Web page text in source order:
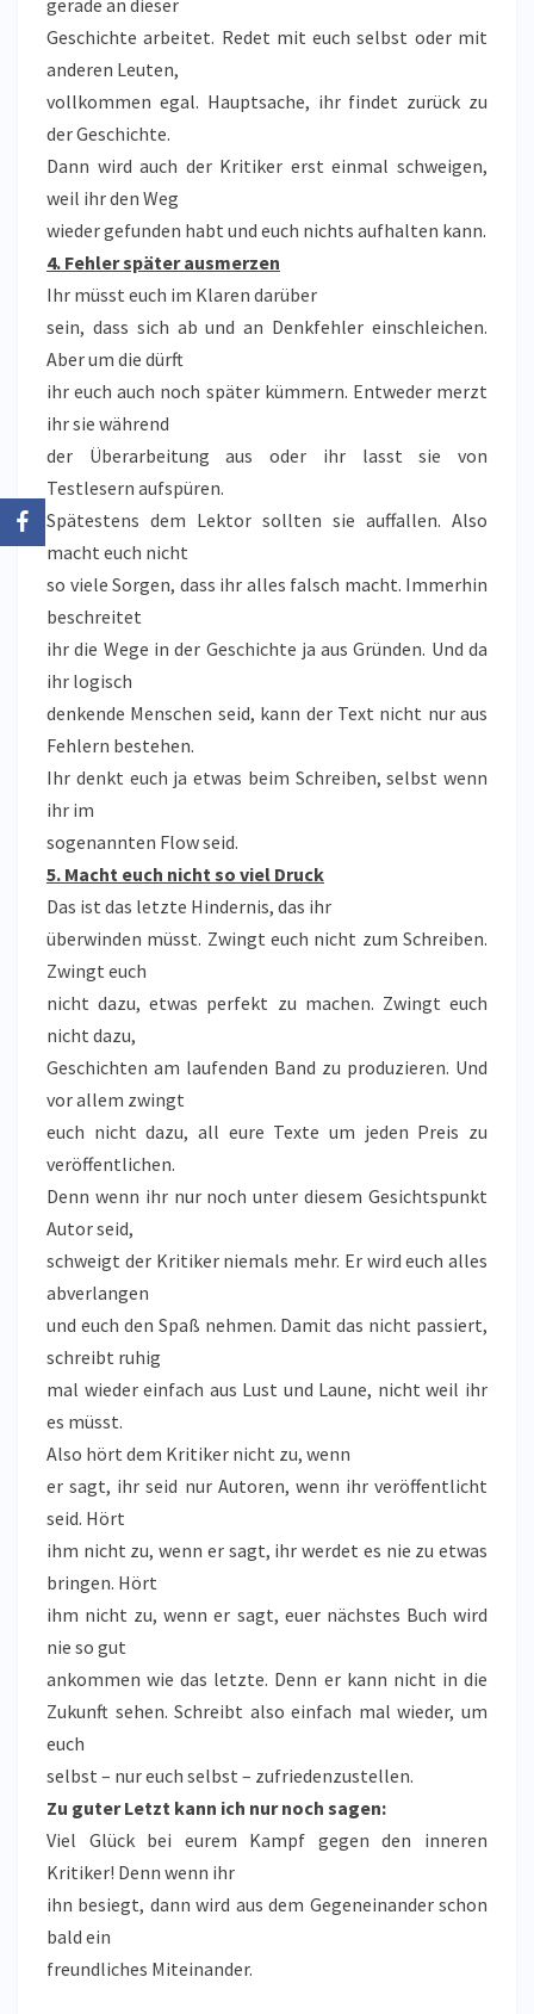
gerade an dieser
Geschichte arbeitet. Redet mit euch selbst oder mit
anderen Leuten,
vollkommen egal. Hauptsache, ihr findet zurück zu
der Geschichte.
Dann wird auch der Kritiker erst einmal schweigen,
weil ihr den Weg
wieder gefunden habt und euch nichts aufhalten kann.
4. Fehler später ausmerzen
Ihr müsst euch im Klaren darüber
sein, dass sich ab und an Denkfehler einschleichen.
Aber um die dürft
ihr euch auch noch später kümmern. Entweder merzt
ihr sie während
der Überarbeitung aus oder ihr lasst sie von
Testlesern aufspüren.
Spätestens dem Lektor sollten sie auffallen. Also
macht euch nicht
so viele Sorgen, dass ihr alles falsch macht. Immerhin
beschreitet
ihr die Wege in der Geschichte ja aus Gründen. Und da
ihr logisch
denkende Menschen seid, kann der Text nicht nur aus
Fehlern bestehen.
Ihr denkt euch ja etwas beim Schreiben, selbst wenn
ihr im
sogenannten Flow seid.
5. Macht euch nicht so viel Druck
Das ist das letzte Hindernis, das ihr
überwinden müsst. Zwingt euch nicht zum Schreiben.
Zwingt euch
nicht dazu, etwas perfekt zu machen. Zwingt euch
nicht dazu,
Geschichten am laufenden Band zu produzieren. Und
vor allem zwingt
euch nicht dazu, all eure Texte um jeden Preis zu
veröffentlichen.
Denn wenn ihr nur noch unter diesem Gesichtspunkt
Autor seid,
schweigt der Kritiker niemals mehr. Er wird euch alles
abverlangen
und euch den Spaß nehmen. Damit das nicht passiert,
schreibt ruhig
mal wieder einfach aus Lust und Laune, nicht weil ihr
es müsst.
Also hört dem Kritiker nicht zu, wenn
er sagt, ihr seid nur Autoren, wenn ihr veröffentlicht
seid. Hört
ihm nicht zu, wenn er sagt, ihr werdet es nie zu etwas
bringen. Hört
ihm nicht zu, wenn er sagt, euer nächstes Buch wird
nie so gut
ankommen wie das letzte. Denn er kann nicht in die
Zukunft sehen. Schreibt also einfach mal wieder, um
euch
selbst – nur euch selbst – zufriedenzustellen.
Zu guter Letzt kann ich nur noch sagen:
Viel Glück bei eurem Kampf gegen den inneren
Kritiker! Denn wenn ihr
ihn besiegt, dann wird aus dem Gegeneinander schon
bald ein
freundliches Miteinander.